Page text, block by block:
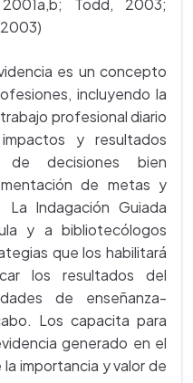
Todd, 2003;
es un concepto
incluyendo la
profesional diario
y resultados
decisiones bien
de metas y
La Indagación Guiada
y a bibliotecólogos
que los habilitará
los resultados del
de enseñanza-
Los capacita para
generado en el
importancia y valor de